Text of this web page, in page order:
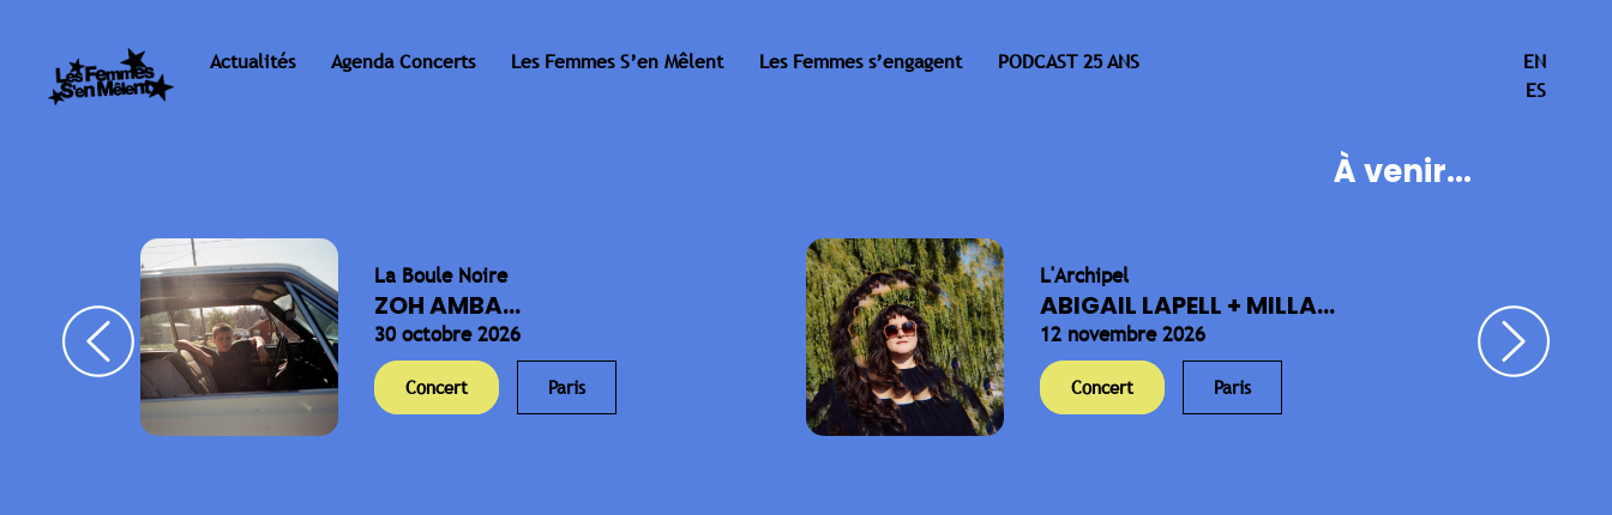
Actualités Agenda Concerts Les Femmes S’en Mêlent Les Femmes s’engagent PODCAST 25 ANS
EN
ES
À venir...
La Boule Noire
ZOH AMBA...
30 octobre 2026
Concert Paris
L'Archipel
ABIGAIL LAPELL + MILLA...
12 novembre 2026
Concert Paris